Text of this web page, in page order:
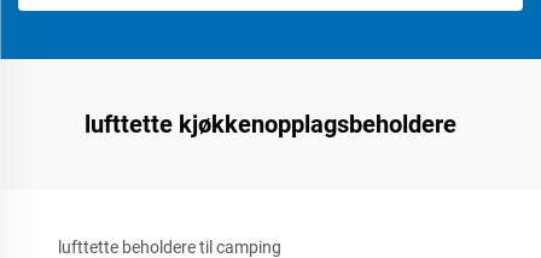
lufttette kjøkkenopplagsbeholdere
lufttette beholdere til camping